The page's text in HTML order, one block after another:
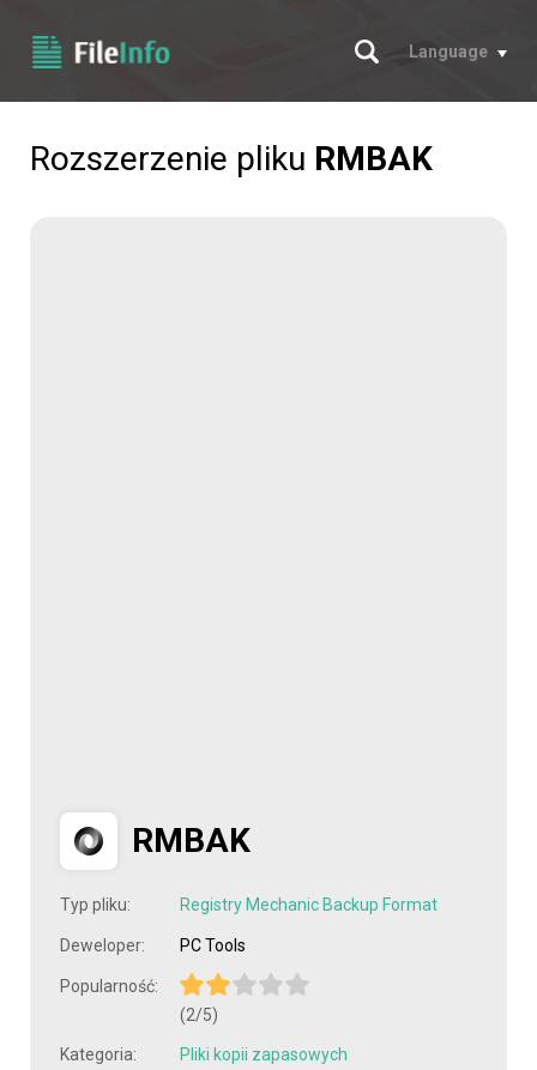
Szukaj
Language
Rozszerzenie pliku RMBAK
RMBAK
Typ pliku: Registry Mechanic Backup Format
Deweloper: PC Tools
Popularność:
(2/5)
Kategoria: Pliki kopii zapasowych